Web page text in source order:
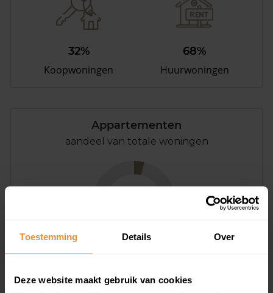
Toestemming Details Over
Deze website maakt gebruik van cookies
32%
Koopwoningen
68%
Huurwoningen
Appartementen
aandeel van totale woningen